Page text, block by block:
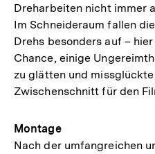
Dreharbeiten nicht immer
Im Schneideraum fallen
Drehs besonders auf –
Chance, einige
zu glätten und missglückte
Zwischenschnitt für den
Montage
Nach der umfangreichen